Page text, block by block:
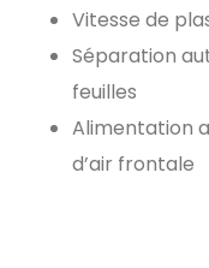
Vitesse de
Séparation
feuilles
Alimentation
d’air frontale